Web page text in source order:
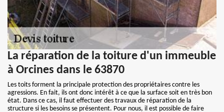
La réparation de la toiture d'un immeuble
à Orcines dans le 63870
Les toits forment la principale protection des propriétaires contre les
agressions. En fait, ils ont donc intérêt à ce que la surface soit en très bon
état. Dans ce cas, il faut effectuer des travaux de réparation de la
structure si les besoins se présentent. Pour nous, il est possible de faire